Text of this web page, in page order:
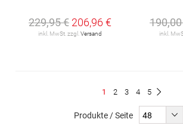
229,95 € 206,96 €
inkl. MwSt. zzgl. Versand inkl.
Du
1 Seite
2 Seite
3 Seite
4 Seite
5
Produkte / Seite